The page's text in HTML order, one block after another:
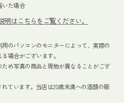
いた場合
はこちらをご覧ください。
のパソコンのモニターによって、実際の
場合がございます。
め写真の商品と現物が異なることがござ
ています。当店は20歳未満への酒類の販